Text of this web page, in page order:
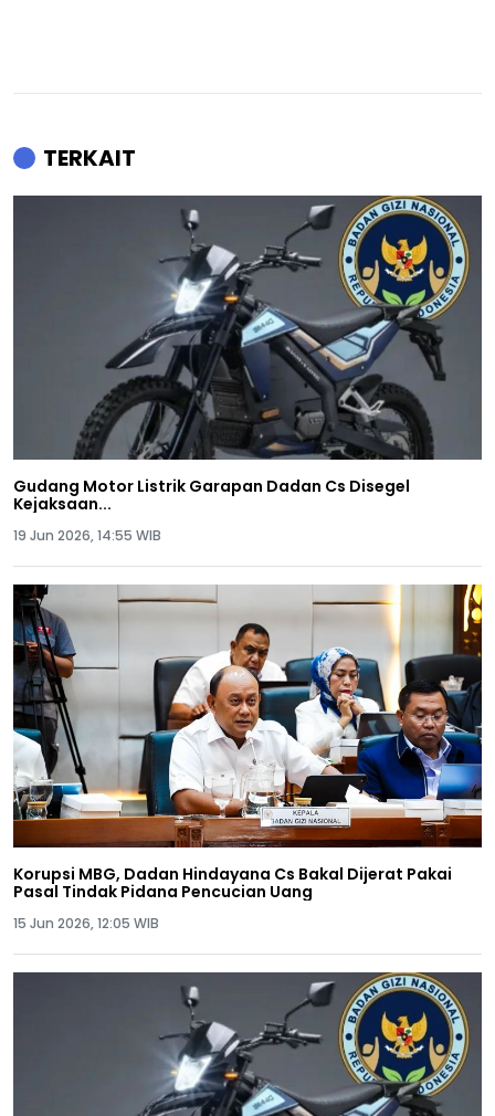
TERKAIT
Gudang Motor Listrik Garapan Dadan Cs Disegel
Kejaksaan...
19 Jun 2026, 14:55 WIB
Korupsi MBG, Dadan Hindayana Cs Bakal Dijerat Pakai
Pasal Tindak Pidana Pencucian Uang
15 Jun 2026, 12:05 WIB